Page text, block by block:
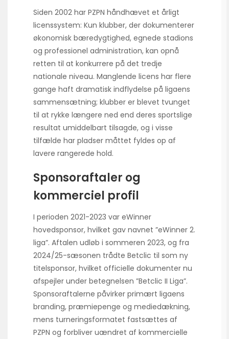
Siden 2002 har PZPN håndhævet et årligt
licenssystem: Kun klubber, der dokumenterer
økonomisk bæredygtighed, egnede stadions
og professionel administration, kan opnå
retten til at konkurrere på det tredje
nationale niveau. Manglende licens har flere
gange haft dramatisk indflydelse på ligaens
sammensætning; klubber er blevet tvunget
til at rykke længere ned end deres sportslige
resultat umiddelbart tilsagde, og i visse
tilfælde har pladser måttet fyldes op af
lavere rangerede hold.
Sponsoraftaler og
kommerciel profil
I perioden 2021-2023 var eWinner
hovedsponsor, hvilket gav navnet ”eWinner 2.
liga”. Aftalen udløb i sommeren 2023, og fra
2024/25-sæsonen trådte Betclic til som ny
titelsponsor, hvilket officielle dokumenter nu
afspejler under betegnelsen ”Betclic II Liga”.
Sponsoraftalerne påvirker primært ligaens
branding, præmiepenge og mediedækning,
mens turneringsformatet fastsættes af
PZPN og forbliver uændret af kommercielle